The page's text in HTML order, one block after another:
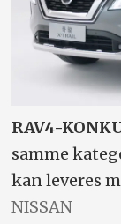
RAV4-
samme
kan leveres
NISSAN